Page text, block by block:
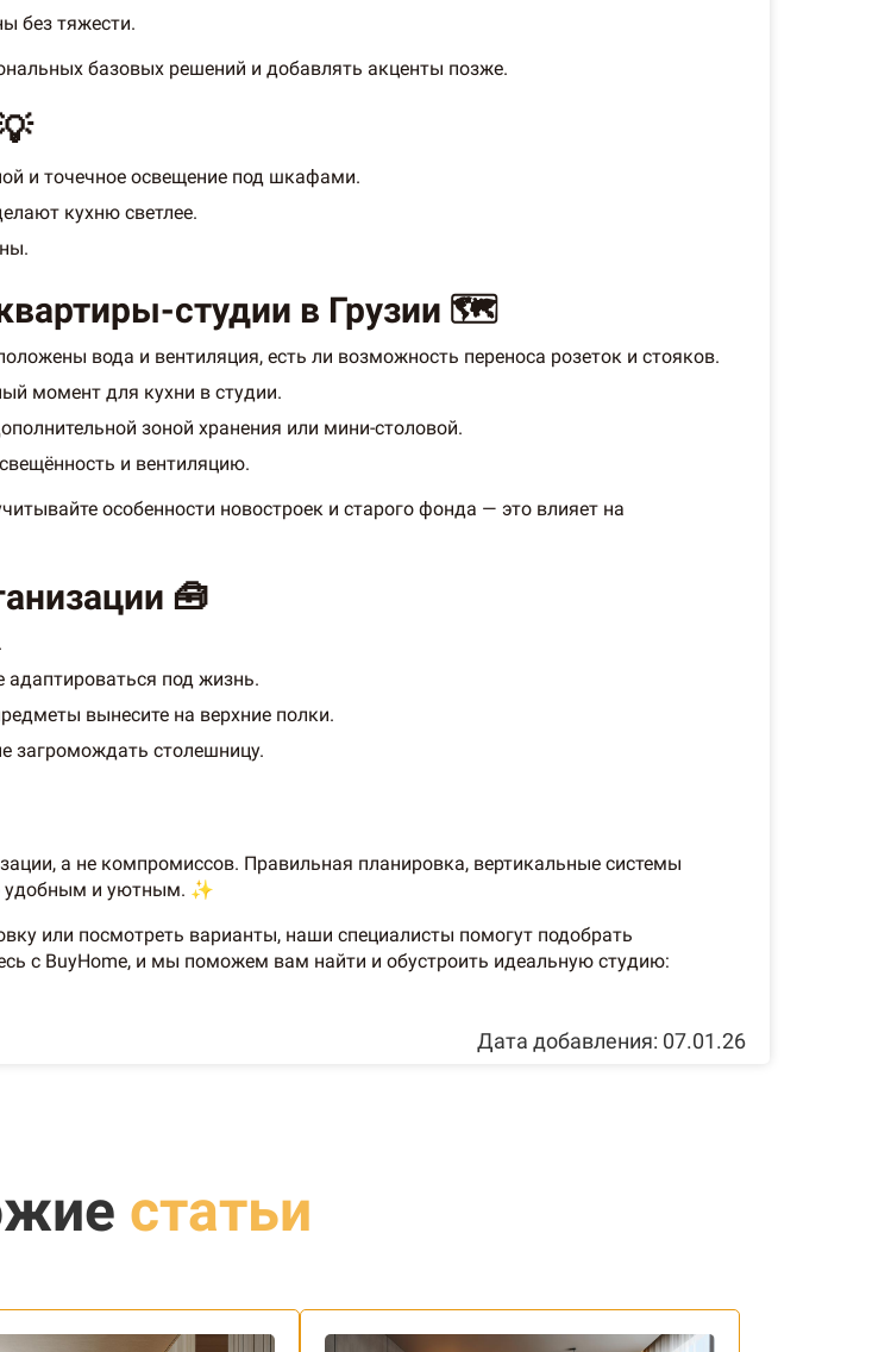
без тяжести.
базовых решений и добавлять акценты позже.
и точечное освещение под шкафами.
кухню светлее.
студии в Грузии 🗺️
вода и вентиляция, есть ли возможность переноса розеток и стояков.
момент для кухни в студии.
зоной хранения или мини-столовой.
и вентиляцию.
особенности новостроек и старого фонда — это влияет на
🧰
под жизнь.
вынесите на верхние полки.
загромождать столешницу.
а не компромиссов. Правильная планировка, вертикальные системы
удобным и уютным. ✨
или посмотреть варианты, наши специалисты помогут подобрать
с BuyHome, и мы поможем вам найти и обустроить идеальную студию:
Дата добавления: 07.01.26
статьи